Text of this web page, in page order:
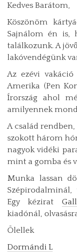
Kedves Barátom,
Köszönöm
Sajnálom én is,
találkozunk. A
lakóvendégünk
Az ezévi
Amerika (Pen
Írország ahol
amilyennek
A család rendben,
szokott három
nagyok vidéki
mint a gomba és
Munka lassan
Egy kézirat
kiadónál,
Ölellek
Dormándi L